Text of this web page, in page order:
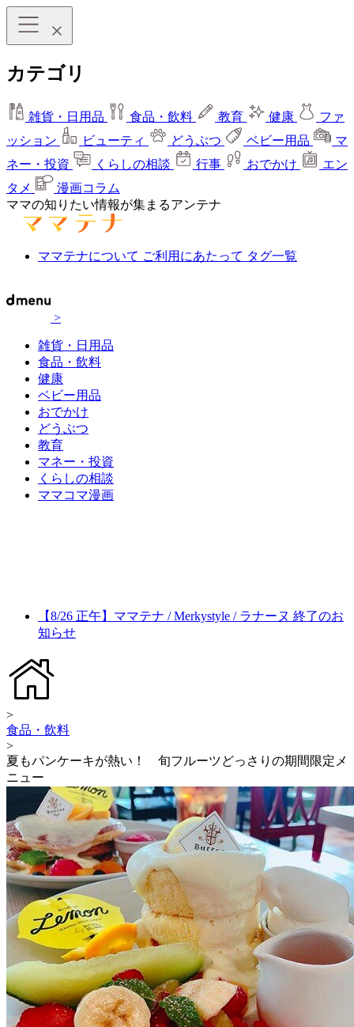
カテゴリ
雑貨・日用品 食品・飲料 教育 健康
ファ
ッション
ビューティ どうぶつ ベビー用品
マ
ネー・投資
くらしの相談 行事 おでかけ
エン
タメ
漫画コラム
ママの知りたい情報が集まるアンテナ
ママテナについて ご利用にあたって タグ一覧
>
雑貨・日用品
食品・飲料
健康
ベビー用品
おでかけ
どうぶつ
教育
マネー・投資
くらしの相談
ママコマ漫画
【8/26 正午】ママテナ / Merkystyle / ラナーヌ 終了のお
知らせ
>
食品・飲料
>
夏もパンケーキが熱い！ 旬フルーツどっさりの期間限定メ
ニュー